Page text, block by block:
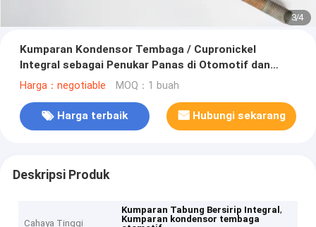
3/4
Kumparan Kondensor Tembaga / Cupronickel
Integral sebagai Penukar Panas di Otomotif dan
Mesin
Harga：negotiable MOQ：1 buah
Harga terbaik Hubungi sekarang
Deskripsi Produk
Cahaya Tinggi
Kumparan Tabung Bersirip Integral,
Kumparan kondensor tembaga